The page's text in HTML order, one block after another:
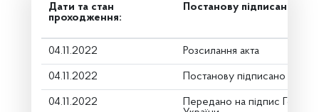
Дати та стан
проходження:
Постанову підписано
04.11.2022 Розсилання акта
04.11.2022 Постанову підписано
04.11.2022
Передано на підпис Голові